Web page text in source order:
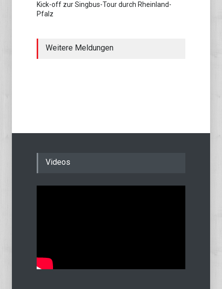
Kick-off zur Singbus-Tour durch Rheinland-
Pfalz
Weitere Meldungen
Videos